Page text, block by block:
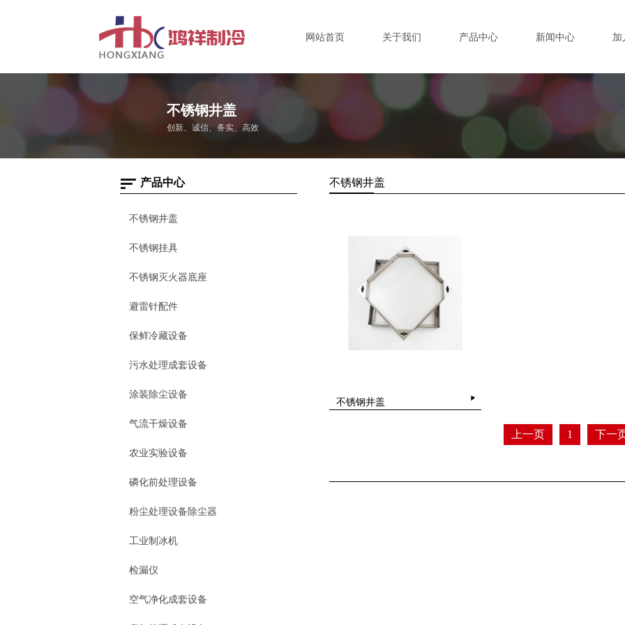
网站首页 关于我们 产品中心 新闻中心 加
不锈钢井盖
创新、诚信、务实、高效
产品中心
不锈钢井盖
不锈钢挂具
不锈钢灭火器底座
避雷针配件
保鲜冷藏设备
污水处理成套设备
涂装除尘设备
气流干燥设备
农业实验设备
磷化前处理设备
粉尘处理设备除尘器
工业制冰机
检漏仪
空气净化成套设备
不锈钢井盖
不锈钢井盖
上一页 1 下一